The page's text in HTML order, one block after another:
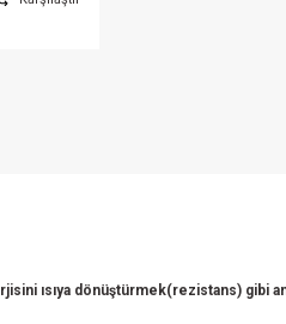
ısıya dönüştürmek(rezistans) gibi